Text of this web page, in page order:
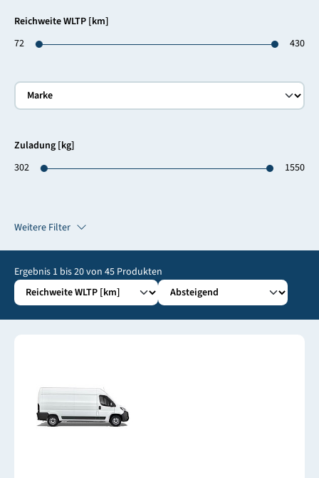
Reichweite WLTP [km]
72
430
Zuladung [kg]
302
1550
Weitere Filter
Ergebnis 1bis20von 45Produkten